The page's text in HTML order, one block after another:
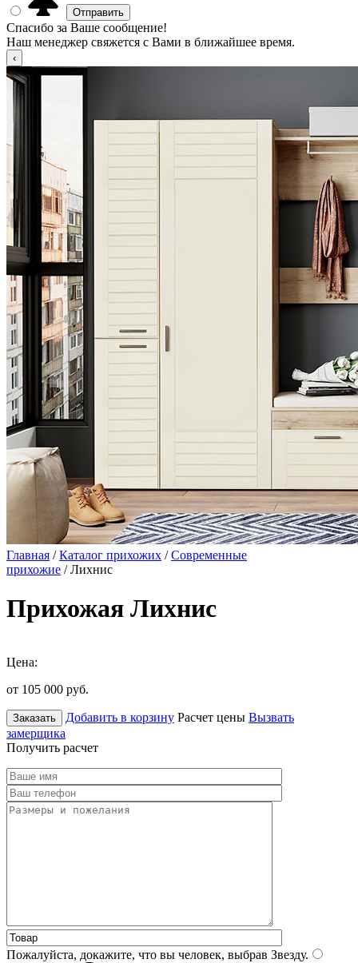
Спасибо за Ваше сообщение!
Наш менеджер свяжется с Вами в ближайшее время.
Главная /Каталог прихожих /Современные
прихожие / Лихнис
Прихожая Лихнис
Цена:
от 105 000 руб.
Заказать Добавить в корзину Расчет цены Вызвать
замерщика
Получить расчет
Пожалуйста, докажите, что вы человек, выбрав Звезду.